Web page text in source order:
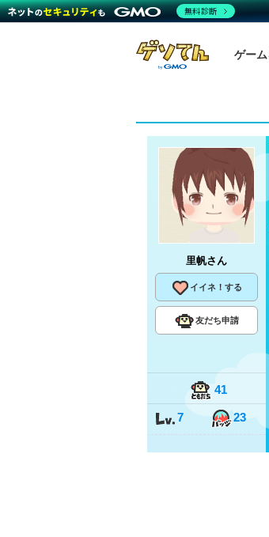
ゲー
里帆さん
イイネ！する
友だち申請
41
7 23
無料診断